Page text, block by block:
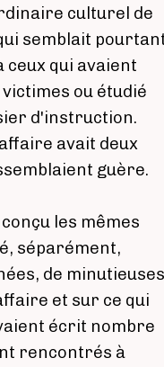
culturel de
semblait
ceux qui avaient
ou étudié
d'instruction.
avait deux
guère.
les mêmes
séparément,
de minutieuses
et sur ce qui
écrit nombre
rencontrés à